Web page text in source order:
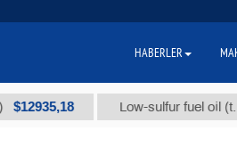
Low-sulfur fuel oil (t.) $300
HABERLER